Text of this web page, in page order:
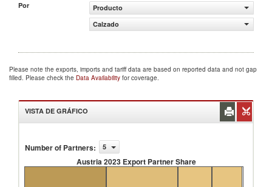
Por
Producto
Calzado
Please note the exports, imports and tariff data are based on reported data and not gap
filled. Please check the Data Availability for coverage.
VISTA DE GRÁFICO
Number of Partners: 5
Austria 2023 Export Partner Share